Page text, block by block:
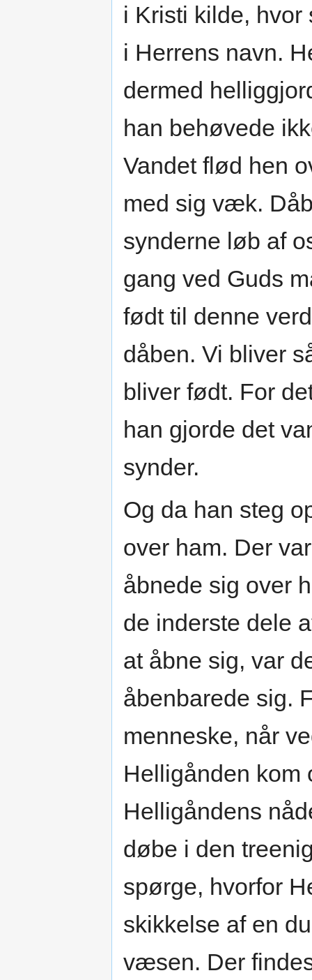
i Kristi kilde,
i Herrens navn.
dermed
han behøvede
Vandet flød hen
med sig væk.
synderne løb af
gang ved Guds
født til denne
dåben. Vi bliver
bliver født. For
han gjorde det
synder.
Og da han steg
over ham. Der
åbnede sig over
de inderste dele
at åbne sig, var
åbenbarede sig.
menneske, når
Helligånden kom
Helligåndens
døbe i den
spørge, hvorfor
skikkelse af en
væsen. Der